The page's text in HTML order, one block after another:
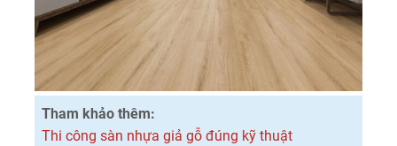
Tham khảo thêm:
Thi công sàn nhựa giả gỗ đúng kỹ thuật